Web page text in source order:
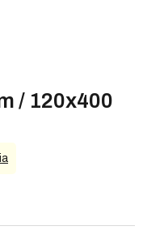
/ 120x400